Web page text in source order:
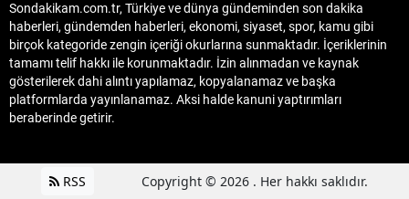
Sondakikam.com.tr, Türkiye ve dünya gündeminden son dakika
haberleri, gündemden haberleri, ekonomi, siyaset, spor, kamu gibi
birçok kategoride zengin içeriği okurlarına sunmaktadır. İçeriklerinin
tamamı telif hakkı ile korunmaktadır. İzin alınmadan ve kaynak
gösterilerek dahi alıntı yapılamaz, kopyalanamaz ve başka
platformlarda yayınlanamaz. Aksi halde kanuni yaptırımları
beraberinde getirir.
RSS Copyright © 2026 . Her hakkı saklıdır.